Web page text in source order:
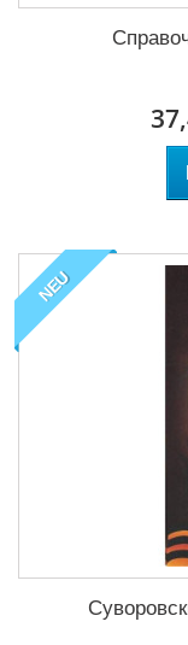
NEU